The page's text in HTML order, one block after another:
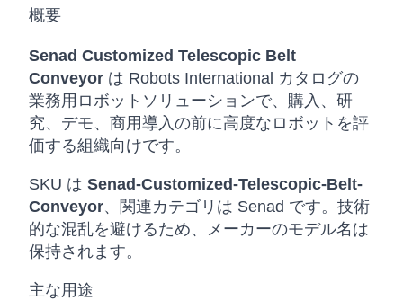
概要
Senad Customized Telescopic Belt
Conveyor は Robots International カタログの
業務用ロボットソリューションで、購入、研
究、デモ、商用導入の前に高度なロボットを評
価する組織向けです。
SKU は Senad-Customized-Telescopic-Belt-
Conveyor、関連カテゴリは Senad です。技術
的な混乱を避けるため、メーカーのモデル名は
保持されます。
主な用途